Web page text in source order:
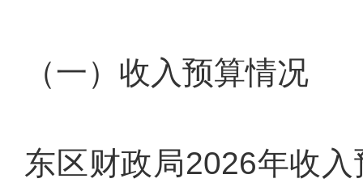
（一）收入预算情况
东区财政局2026年收